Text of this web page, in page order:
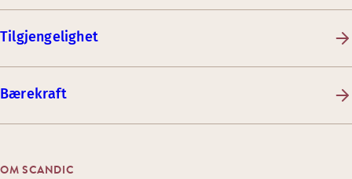
Tilgjengelighet
Bærekraft
OM SCANDIC